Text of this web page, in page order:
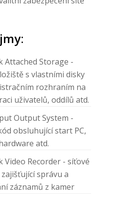
Attached Storage -
s vlastními disky
rozhraním na
uživatelů, oddílů atd.
Output System -
obsluhující start PC,
atd.
Video Recorder - síťové
správu a
záznamů z kamer